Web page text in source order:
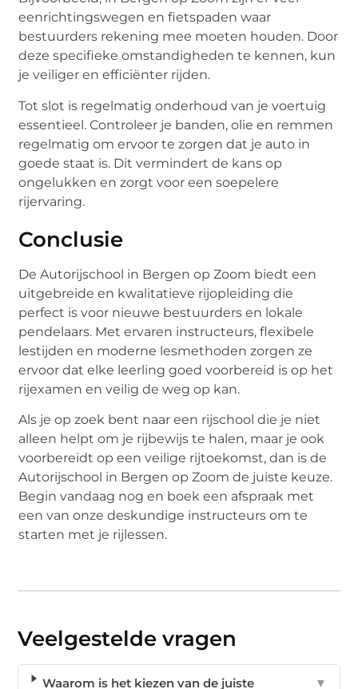
eenrichtingswegen en fietspaden waar
bestuurders rekening mee moeten houden. Door
deze specifieke omstandigheden te kennen, kun
je veiliger en efficiënter rijden.
Tot slot is regelmatig onderhoud van je voertuig
essentieel. Controleer je banden, olie en remmen
regelmatig om ervoor te zorgen dat je auto in
goede staat is. Dit vermindert de kans op
ongelukken en zorgt voor een soepelere
rijervaring.
Conclusie
De Autorijschool in Bergen op Zoom biedt een
uitgebreide en kwalitatieve rijopleiding die
perfect is voor nieuwe bestuurders en lokale
pendelaars. Met ervaren instructeurs, flexibele
lestijden en moderne lesmethoden zorgen ze
ervoor dat elke leerling goed voorbereid is op het
rijexamen en veilig de weg op kan.
Als je op zoek bent naar een rijschool die je niet
alleen helpt om je rijbewijs te halen, maar je ook
voorbereidt op een veilige rijtoekomst, dan is de
Autorijschool in Bergen op Zoom de juiste keuze.
Begin vandaag nog en boek een afspraak met
een van onze deskundige instructeurs om te
starten met je rijlessen.
Veelgestelde vragen
Waarom is het kiezen van de juiste
▼